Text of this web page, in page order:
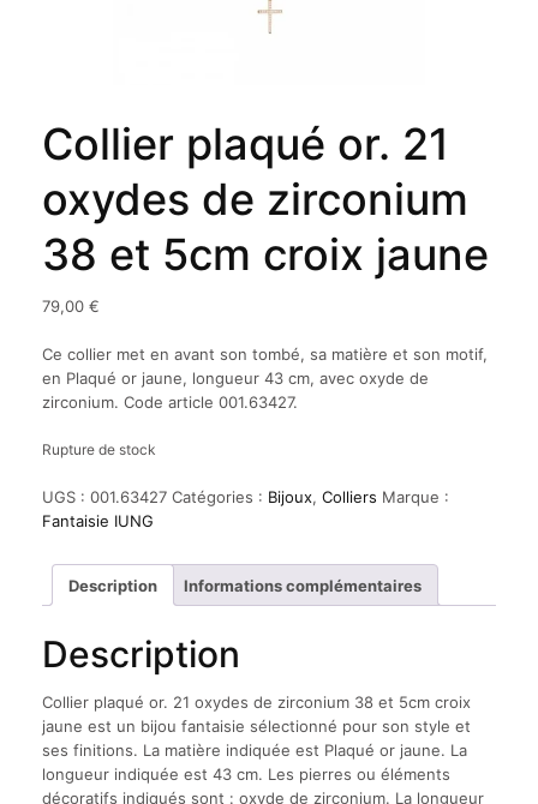
Collier plaqué or. 21
oxydes de zirconium
38 et 5cm croix jaune
79,00 €
Ce collier met en avant son tombé, sa matière et son motif,
en Plaqué or jaune, longueur 43 cm, avec oxyde de
zirconium. Code article 001.63427.
Rupture de stock
UGS : 001.63427 Catégories : Bijoux, Colliers Marque :
Fantaisie IUNG
Description Informations complémentaires
Description
Collier plaqué or. 21 oxydes de zirconium 38 et 5cm croix
jaune est un bijou fantaisie sélectionné pour son style et
ses finitions. La matière indiquée est Plaqué or jaune. La
longueur indiquée est 43 cm. Les pierres ou éléments
décoratifs indiqués sont : oxyde de zirconium. La longueur